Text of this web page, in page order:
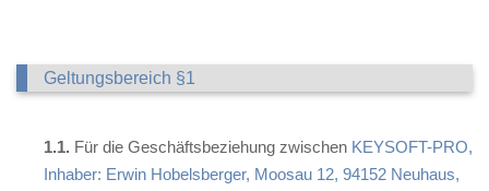
Geltungsbereich §1
1.1. Für die Geschäftsbeziehung zwischen KEYSOFT-PRO,
Inhaber: Erwin Hobelsberger, Moosau 12, 94152 Neuhaus,